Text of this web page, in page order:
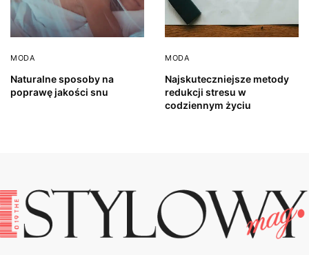
MODA
Naturalne sposoby na
poprawę jakości snu
MODA
Najskuteczniejsze metody
redukcji stresu w
codziennym życiu